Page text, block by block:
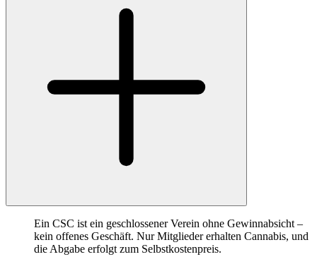
Ein CSC ist ein geschlossener Verein ohne Gewinnabsicht –
kein offenes Geschäft. Nur Mitglieder erhalten Cannabis, und
die Abgabe erfolgt zum Selbstkostenpreis.